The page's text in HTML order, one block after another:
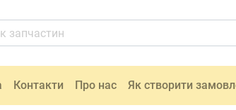
Контакти Про нас Як створити